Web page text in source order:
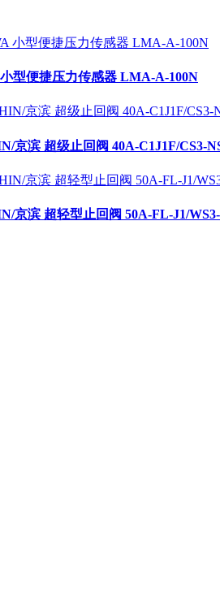
型便捷压力传感器 LMA-A-100N
京滨 超级止回阀 40A-C1J1F/CS3-
京滨 超轻型止回阀 50A-FL-J1/